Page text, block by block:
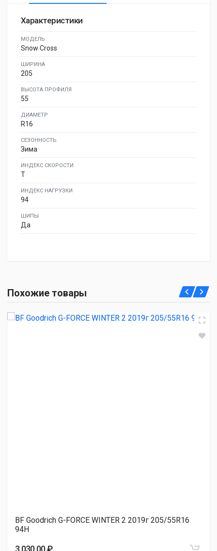
Характеристики
МОДЕЛЬ
Snow Cross
ШИРИНА
205
ВЫСОТА ПРОФИЛЯ
55
ДИАМЕТР
R16
СЕЗОННОСТЬ
Зима
ИНДЕКС СКОРОСТИ
T
ИНДЕКС НАГРУЗКИ
94
ШИПЫ
Да
Cordiant WINTER DRIVE PW-1 (уценка 2022-2023)
Похожие товары
BF Goodrich G-FORCE WINTER 2 2019г 205/55R16
94H
3 030.00 ₽